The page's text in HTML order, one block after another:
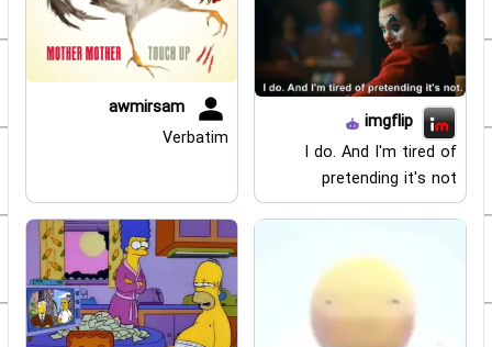
imgflip
I do. And I'm tired of
pretending it's not
awmirsam
Verbatim